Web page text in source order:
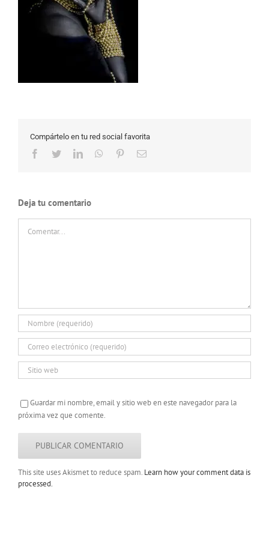
Compártelo en tu red social favorita
Facebook
TwitterLinkedInWhatsApp
PinterestCorreo
Deja tu comentario
Guardar mi nombre, email y sitio web en este navegador para la
próxima vez que comente.
This site uses Akismet to reduce spam. Learn how your comment data is
processed.